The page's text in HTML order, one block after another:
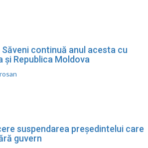
Săveni continuă anul acesta cu
și Republica Moldova
suspendarea președintelui care
guvern